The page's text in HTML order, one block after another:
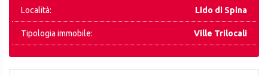
Località: Lido di Spina
Tipologia immobile: Ville Trilocali